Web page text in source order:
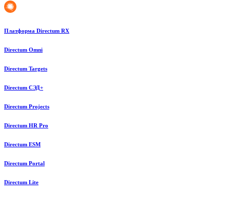
Платформа Directum RX
Directum Omni
Directum Targets
Directum СЭД+
Directum Projects
Directum HR Pro
Directum ESM
Directum Portal
Directum Lite